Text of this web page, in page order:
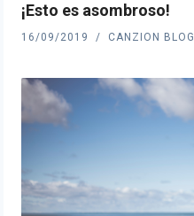
¡Esto es asombroso!
16/09/2019 CANZION BLOG